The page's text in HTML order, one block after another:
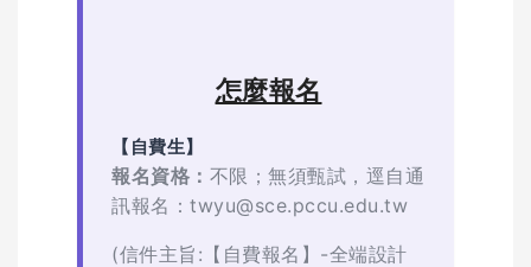
怎麼報名
【自費生】
報名資格： 不限；無須甄試，逕自通
訊報名：twyu@sce.pccu.edu.tw
(信件主旨:【自費報名】-全端設計